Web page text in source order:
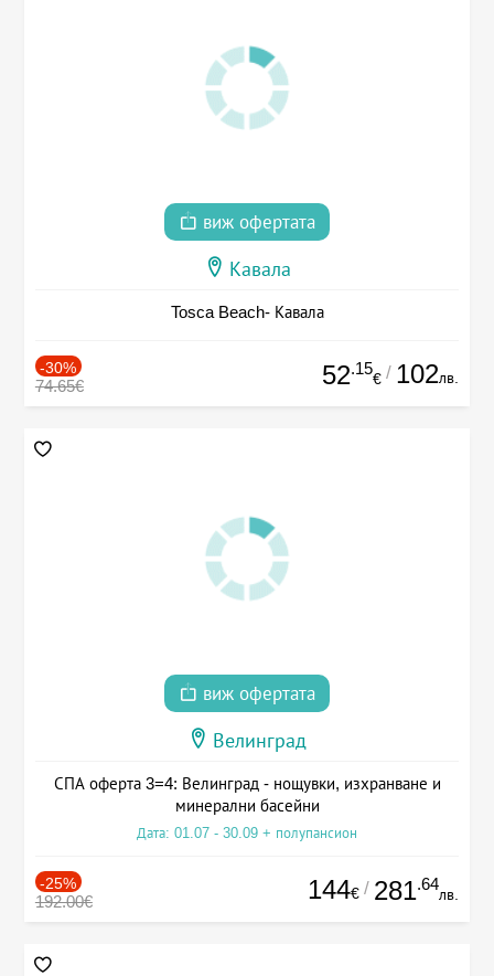
виж офертата
Кавала
Tosca Beach- Кавала
-30%
74.65€ 52.15
€ / 102лв.
виж офертата
Велинград
СПА оферта 3=4: Велинград - нощувки, изхранване и
минерални басейни
Дата: 01.07 - 30.09 + полупансион
-25%
192.00€ 144€ / 281.64
лв.